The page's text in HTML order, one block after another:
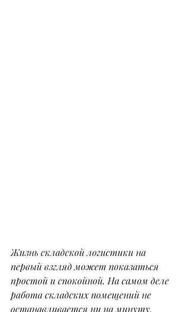
Жизнь складской логистики на
первый взгляд может показаться
простой и спокойной. На самом деле
работа складских помещений не
останавливается ни на минуту.